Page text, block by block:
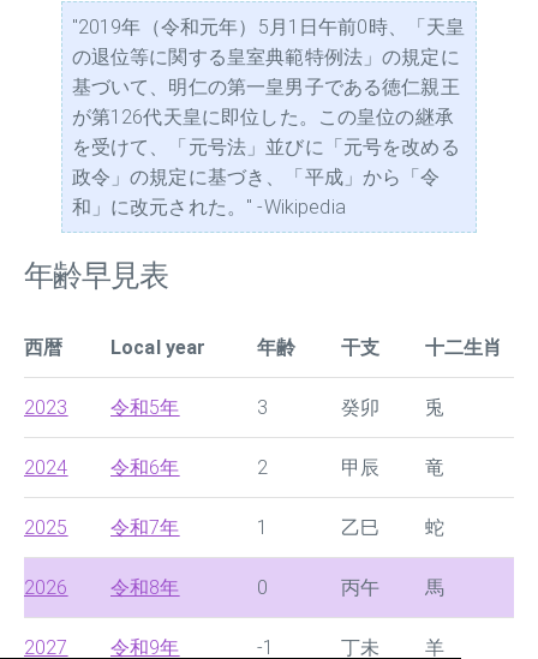
"2019年（令和元年）5月1日午前0時、「天皇
の退位等に関する皇室典範特例法」の規定に
基づいて、明仁の第一皇男子である徳仁親王
が第126代天皇に即位した。この皇位の継承
を受けて、「元号法」並びに「元号を改める
政令」の規定に基づき、「平成」から「令
和」に改元された。" -Wikipedia
年齢早見表
西暦 Local year 年齢 干支 十二生肖
2023 令和5年 3 癸卯 兎
2024 令和6年 2 甲辰 竜
2025 令和7年 1 乙巳 蛇
2026 令和8年 0 丙午 馬
2027 令和9年 -1 丁未 羊